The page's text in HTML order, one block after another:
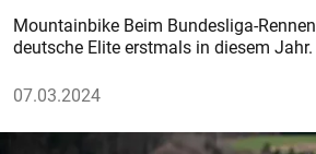
Mountainbike Beim Bundesliga-
deutsche Elite erstmals in diesem Jahr.
07.03.2024